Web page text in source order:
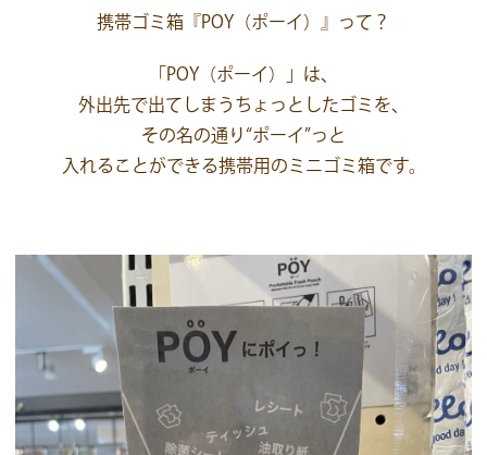
携帯ゴミ箱『POY（ポーイ）』って？
「POY（ポーイ）」は、
外出先で出てしまうちょっとしたゴミを、
その名の通り“ポーイ”っと
入れることができる携帯用のミニゴミ箱です。